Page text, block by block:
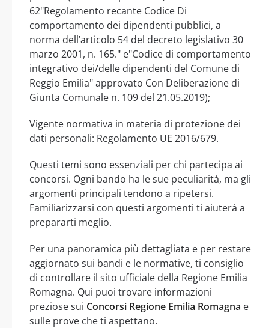
62"Regolamento recante Codice Di
comportamento dei dipendenti pubblici, a
norma dell’articolo 54 del decreto legislativo 30
marzo 2001, n. 165." e"Codice di comportamento
integrativo dei/delle dipendenti del Comune di
Reggio Emilia" approvato Con Deliberazione di
Giunta Comunale n. 109 del 21.05.2019);
Vigente normativa in materia di protezione dei
dati personali: Regolamento UE 2016/679.
Questi temi sono essenziali per chi partecipa ai
concorsi. Ogni bando ha le sue peculiarità, ma gli
argomenti principali tendono a ripetersi.
Familiarizzarsi con questi argomenti ti aiuterà a
prepararti meglio.
Per una panoramica più dettagliata e per restare
aggiornato sui bandi e le normative, ti consiglio
di controllare il sito ufficiale della Regione Emilia
Romagna. Qui puoi trovare informazioni
preziose sui Concorsi Regione Emilia Romagna e
sulle prove che ti aspettano.